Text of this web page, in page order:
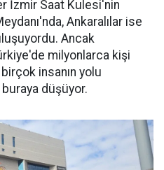
İzmir Saat Kulesi'nin
Ankaralılar ise
Ancak
milyonlarca kişi
insanın yolu
düşüyor.